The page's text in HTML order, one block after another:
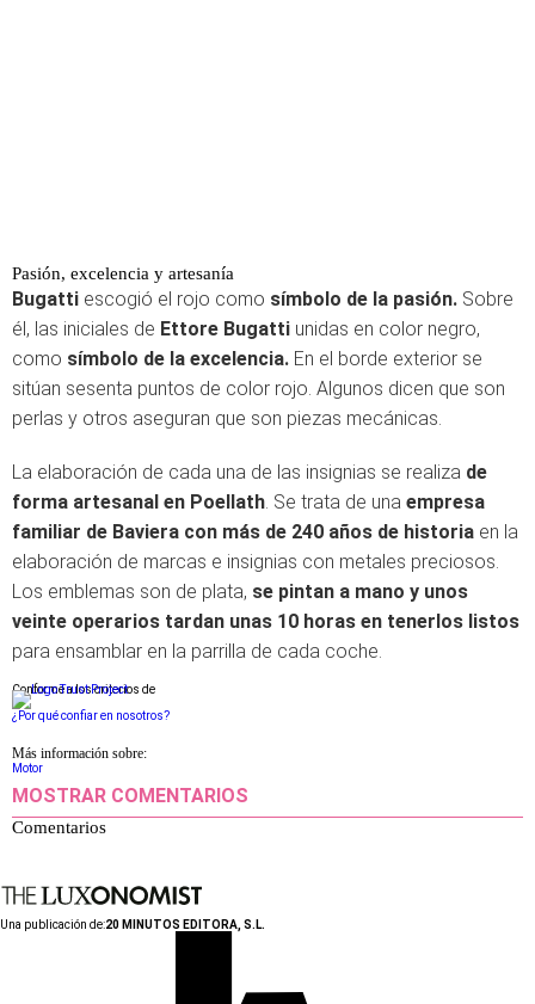
Pasión, excelencia y artesanía
Bugatti escogió el rojo como símbolo de la pasión. Sobre
él, las iniciales de Ettore Bugatti unidas en color negro,
como símbolo de la excelencia. En el borde exterior se
sitúan sesenta puntos de color rojo. Algunos dicen que son
perlas y otros aseguran que son piezas mecánicas.
La elaboración de cada una de las insignias se realiza de
forma artesanal en Poellath. Se trata de una empresa
familiar de Baviera con más de 240 años de historia en la
elaboración de marcas e insignias con metales preciosos.
Los emblemas son de plata, se pintan a mano y unos
veinte operarios tardan unas 10 horas en tenerlos listos
para ensamblar en la parrilla de cada coche.
Conforme a los criterios de
¿Por qué confiar en nosotros?
Más información sobre:
Motor
MOSTRAR COMENTARIOS
Comentarios
Una publicación de:20 MINUTOS EDITORA, S.L.